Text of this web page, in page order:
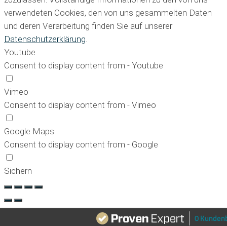
0
verwendeten Cookies, den von uns gesammelten Daten
und deren Verarbeitung finden Sie auf unserer
Datenschutzerklärung.
Youtube
Consent to display content from - Youtube
Vimeo
Consent to display content from - Vimeo
Google Maps
Consent to display content from - Google
Sichern